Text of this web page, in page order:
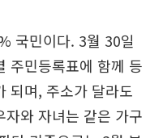
국민이다. 3월 30일
주민등록표에 함께 등
되며, 주소가 달라도
와 자녀는 같은 가구